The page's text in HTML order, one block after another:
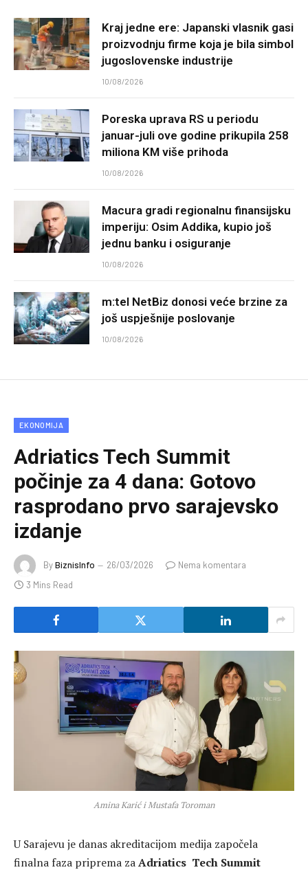
Kraj jedne ere: Japanski vlasnik gasi
proizvodnju firme koja je bila simbol
jugoslovenske industrije
10/08/2026
Poreska uprava RS u periodu
januar-juli ove godine prikupila 258
miliona KM više prihoda
10/08/2026
Macura gradi regionalnu finansijsku
imperiju: Osim Addika, kupio još
jednu banku i osiguranje
10/08/2026
m:tel NetBiz donosi veće brzine za
još uspješnije poslovanje
10/08/2026
EKONOMIJA
Adriatics Tech Summit
počinje za 4 dana: Gotovo
rasprodano prvo sarajevsko
izdanje
ByBiznisInfo 26/03/2026
Nema komentara
3 Mins Read
Amina Karić i Mustafa Toroman
U Sarajevu je danas akreditacijom medija započela
finalna faza priprema zaAdriatics Tech Summit